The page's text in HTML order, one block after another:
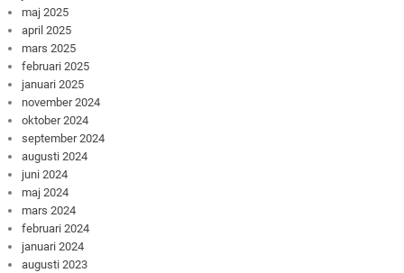
maj 2025
april 2025
mars 2025
februari 2025
januari 2025
november 2024
oktober 2024
september 2024
augusti 2024
juni 2024
maj 2024
mars 2024
februari 2024
januari 2024
augusti 2023